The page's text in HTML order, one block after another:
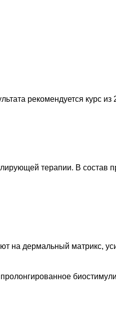
рекомендуется курс из
терапии. В состав
на дермальный матрикс,